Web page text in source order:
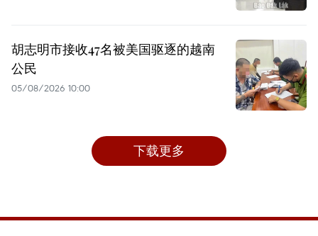
胡志明市接收47名被美国驱逐的越南
公民
05/08/2026 10:00
下载更多